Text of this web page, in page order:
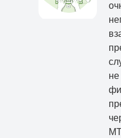
не